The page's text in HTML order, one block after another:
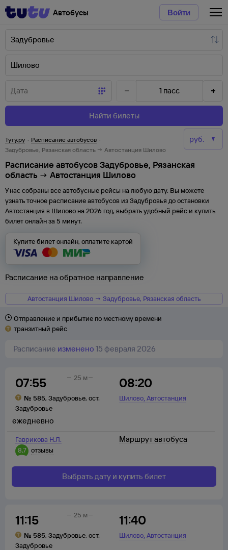
Автобусы Войти
1 пасс
Найти билеты
Туту.ру · Расписание автобусов ·
Задубровье, Рязанская область → Автостанция Шилово
Расписание автобусов Задубровье, Рязанская
область → Автостанция Шилово
У нас собраны все автобусные рейсы на любую дату. Вы можете
узнать точное расписание автобусов изЗадубровья доостановки
Автостанция в Шилово на 2026 год, выбрать удобный рейс и купить
билет онлайн за 5 минут.
Купите билет онлайн, оплатите картой
Расписание на обратное направление
Автостанция Шилово → Задубровье, Рязанская область
Отправление и прибытие по местному времени
транзитный рейс
Расписание изменено 15 февраля 2026
07:55
№ 585, Задубровье, ост.
Задубровье
08:20
Шилово,Автостанция
25 м
Гаврикова Н.Л.
8,7 отзывы
ежедневно
Маршрут автобуса
Выбрать дату и купить билет
11:15
№ 585, Задубровье, ост.
Задубровье
11:40
Шилово,Автостанция
25 м